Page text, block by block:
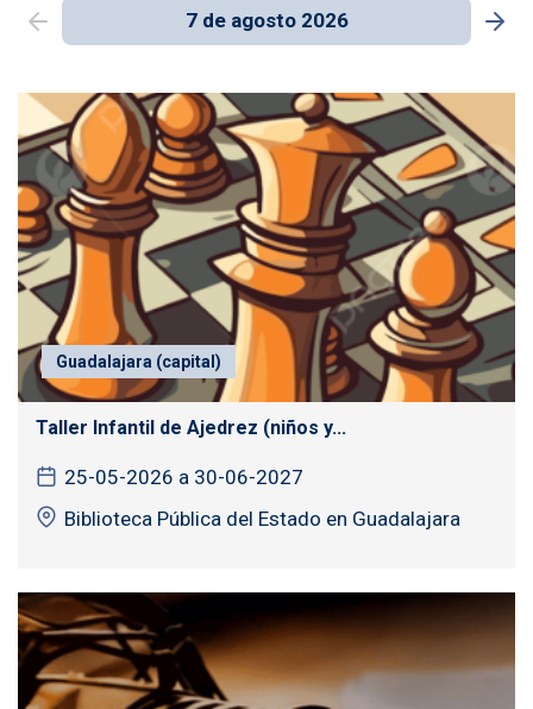
7 de agosto 2026
Guadalajara (capital)
Taller Infantil de Ajedrez (niños y...
25-05-2026 a 30-06-2027
Biblioteca Pública del Estado en Guadalajara